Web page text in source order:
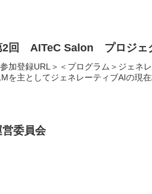
2回 AITeC Salon プロジェ
参加登録URL＞＜プログラム＞ジェネ
を主としてジェネレーティブAIの現
営委員会